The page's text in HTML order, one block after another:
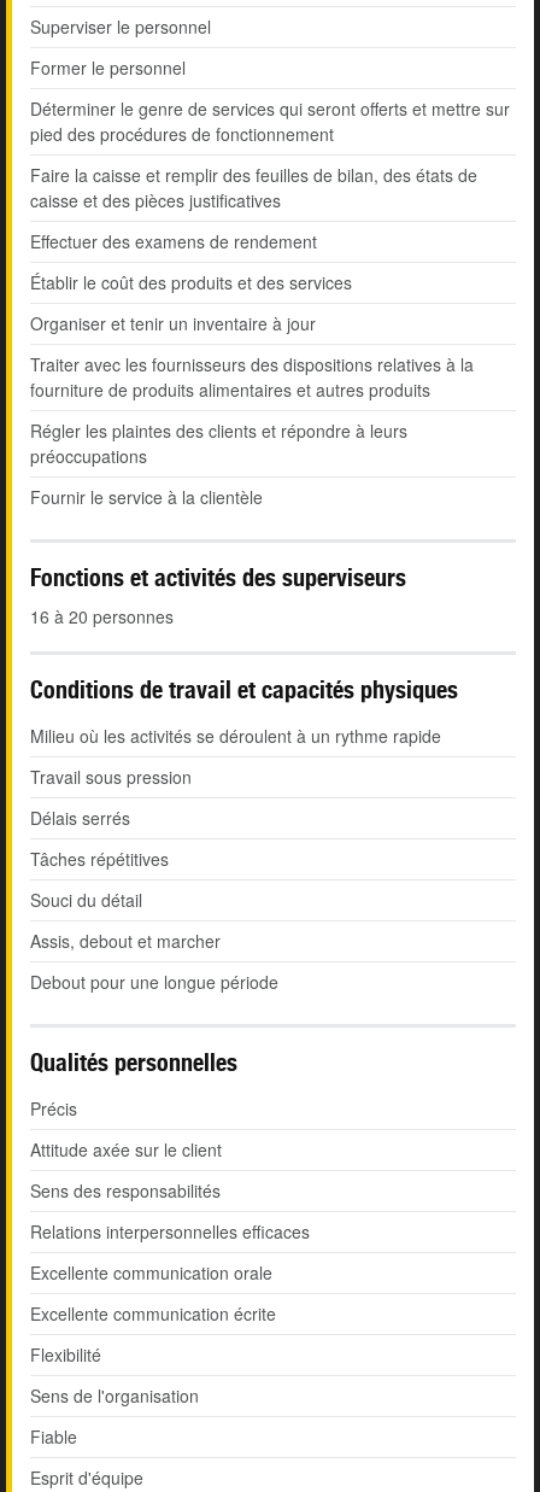
Superviser le personnel
Former le personnel
Déterminer le genre de services qui seront offerts et mettre sur
pied des procédures de fonctionnement
Faire la caisse et remplir des feuilles de bilan, des états de
caisse et des pièces justificatives
Effectuer des examens de rendement
Établir le coût des produits et des services
Organiser et tenir un inventaire à jour
Traiter avec les fournisseurs des dispositions relatives à la
fourniture de produits alimentaires et autres produits
Régler les plaintes des clients et répondre à leurs
préoccupations
Fournir le service à la clientèle
Fonctions et activités des superviseurs
16 à 20 personnes
Conditions de travail et capacités physiques
Milieu où les activités se déroulent à un rythme rapide
Travail sous pression
Délais serrés
Tâches répétitives
Souci du détail
Assis, debout et marcher
Debout pour une longue période
Qualités personnelles
Précis
Attitude axée sur le client
Sens des responsabilités
Relations interpersonnelles efficaces
Excellente communication orale
Excellente communication écrite
Flexibilité
Sens de l'organisation
Fiable
Esprit d'équipe